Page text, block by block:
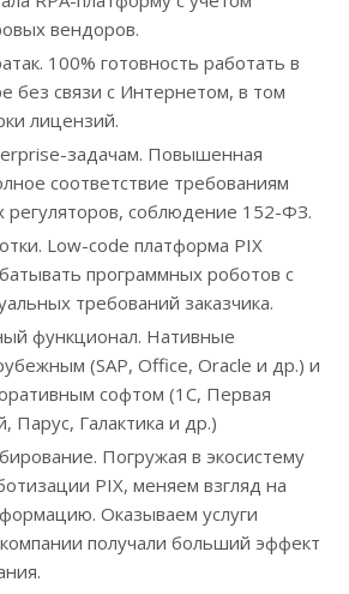
вендоров.
100% готовность работать в
без связи с Интернетом, в том
лицензий.
задачам. Повышенная
соответствие требованиям
регуляторов, соблюдение 152-ФЗ.
Low-code платформа PIX
программных роботов с
требований заказчика.
функционал. Нативные
(SAP, Office, Oracle и др.) и
софтом (1С, Первая
Парус, Галактика и др.)
Погружая в экосистему
PIX, меняем взгляд на
Оказываем услуги
получали больший эффект